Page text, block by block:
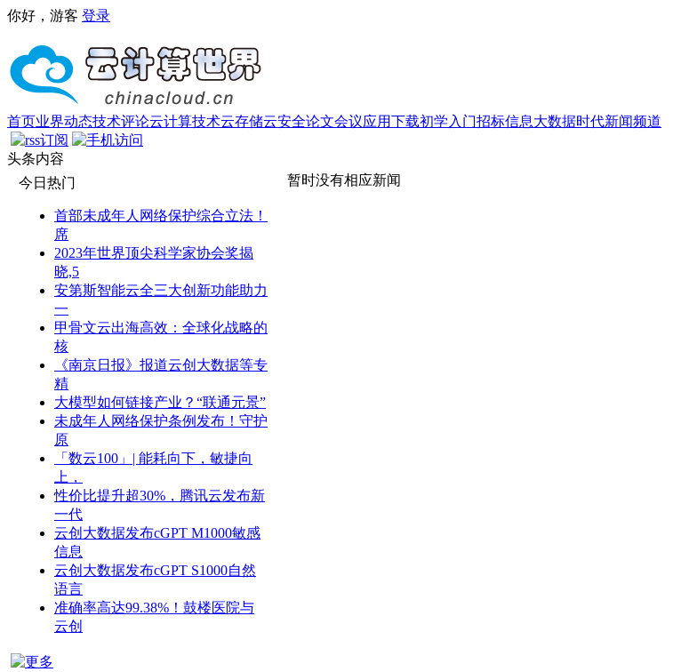
你好，游客 登录
首页业界动态技术评论云计算技术云存储云安全论文会议应用下载初学入门招标信息大数据时代新闻频道
头条内容
今日热门
首部未成年人网络保护综合立法！
席
2023年世界顶尖科学家协会奖揭
晓,5
安第斯智能云全三大创新功能助力
一
甲骨文云出海高效：全球化战略的
核
《南京日报》报道云创大数据等专
精
大模型如何链接产业？“联通元景”
未成年人网络保护条例发布！守护
原
「数云100」| 能耗向下，敏捷向
上，
性价比提升超30%，腾讯云发布新
一代
云创大数据发布cGPT M1000敏感
信息
云创大数据发布cGPT S1000自然
语言
准确率高达99.38%！鼓楼医院与
云创
暂时没有相应新闻